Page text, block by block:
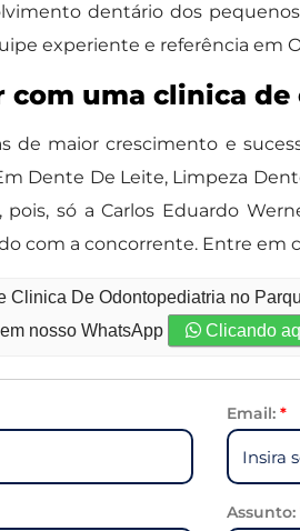
dentário dos
experiente e referência em
uma clinica
de maior crescimento e
Dente De Leite, Limpeza
só a Carlos Eduardo
com a concorrente. Entre em
Clinica De Odontopediatria no
nosso WhatsApp Clicando
Email: *
Assunto: